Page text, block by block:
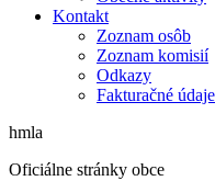
Kontakt
Zoznam osôb
Zoznam komisií
Odkazy
Fakturačné údaje
hmla
Oficiálne stránky obce